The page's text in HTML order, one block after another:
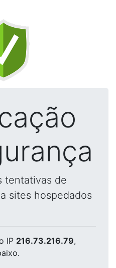
tentativas de
sites hospedados
IP 216.73.216.79,